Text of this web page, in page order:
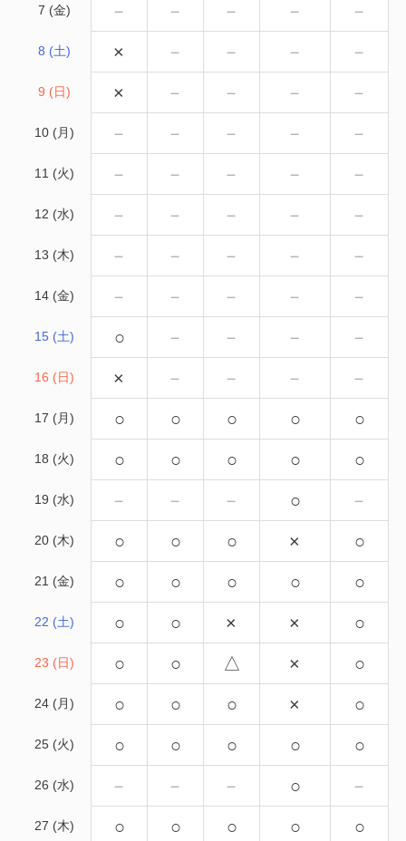
7 (金) － － － － －
8 (土) × － － － －
9 (日) × － － － －
10 (月) － － － － －
11 (火) － － － － －
12 (水) － － － － －
13 (木) － － － － －
14 (金) － － － － －
15 (土) ○ － － － －
16 (日) × － － － －
17 (月) ○ ○ ○ ○ ○
18 (火) ○ ○ ○ ○ ○
19 (水) － － － ○ －
20 (木) ○ ○ ○ × ○
21 (金) ○ ○ ○ ○ ○
22 (土) ○ ○ × × ○
23 (日) ○ ○ △ × ○
24 (月) ○ ○ ○ × ○
25 (火) ○ ○ ○ ○ ○
26 (水) － － － ○ －
27 (木) ○ ○ ○ ○ ○